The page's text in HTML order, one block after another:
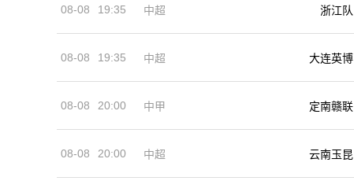
08-08 19:35 中超 浙江队
08-08 19:35 中超 大连英博
08-08 20:00 中甲 定南赣联
08-08 20:00 中超 云南玉昆